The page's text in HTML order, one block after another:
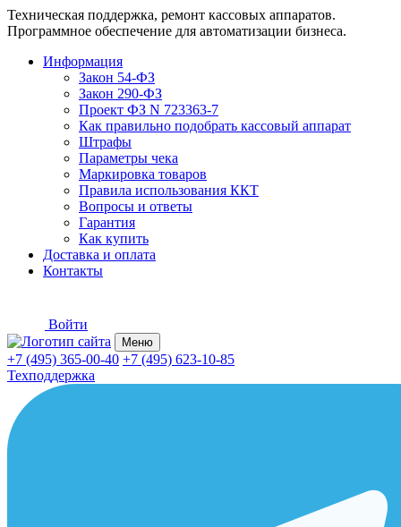
Техническая поддержка, ремонт кассовых аппаратов.
Программное обеспечение для автоматизации бизнеса.
Информация
Закон 54-ФЗ
Закон 290-ФЗ
Проект ФЗ N 723363-7
Как правильно подобрать кассовый аппарат
Штрафы
Параметры чека
Маркировка товаров
Правила использования ККТ
Вопросы и ответы
Гарантия
Как купить
Доставка и оплата
Контакты
Войти
Меню
+7 (495) 365-00-40 +7 (495) 623-10-85
Техподдержка